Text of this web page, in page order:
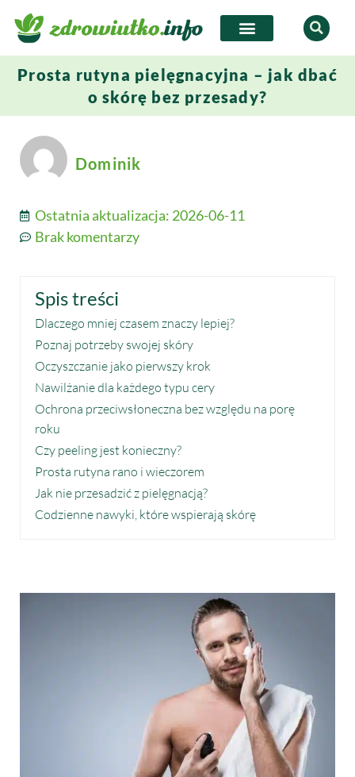
Prosta rutyna pielęgnacyjna – jak dbać
o skórę bez przesady?
Dominik
Ostatnia aktualizacja: 2026-06-11
Brak komentarzy
Spis treści
Dlaczego mniej czasem znaczy lepiej?
Poznaj potrzeby swojej skóry
Oczyszczanie jako pierwszy krok
Nawilżanie dla każdego typu cery
Ochrona przeciwsłoneczna bez względu na porę
roku
Czy peeling jest konieczny?
Prosta rutyna rano i wieczorem
Jak nie przesadzić z pielęgnacją?
Codzienne nawyki, które wspierają skórę